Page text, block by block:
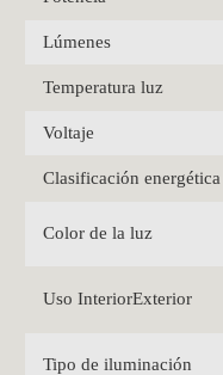
Lúmenes
Temperatura luz
Voltaje
Clasificación energética
Color de la luz
Uso InteriorExterior
Tipo de iluminación